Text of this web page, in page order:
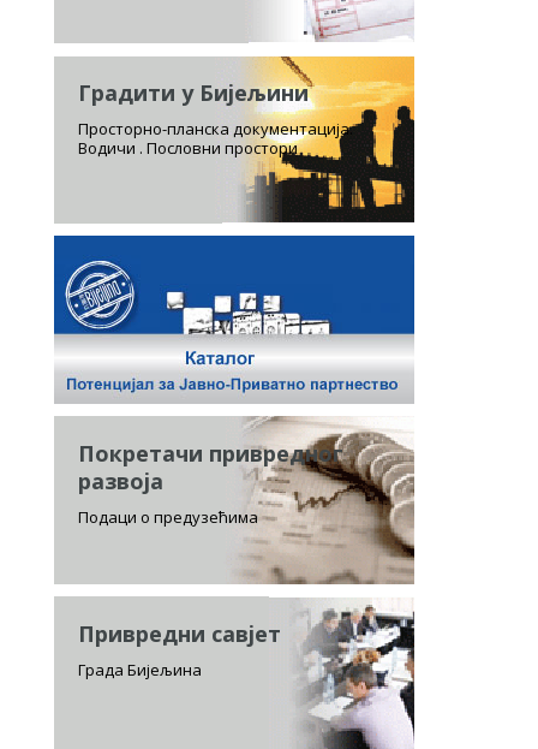
Градити у Бијељини
Просторно-планска документација.
Водичи . Пословни простори
Покретачи привредног
развоја
Подаци о предузећима
Привредни савјет
Града Бијељина